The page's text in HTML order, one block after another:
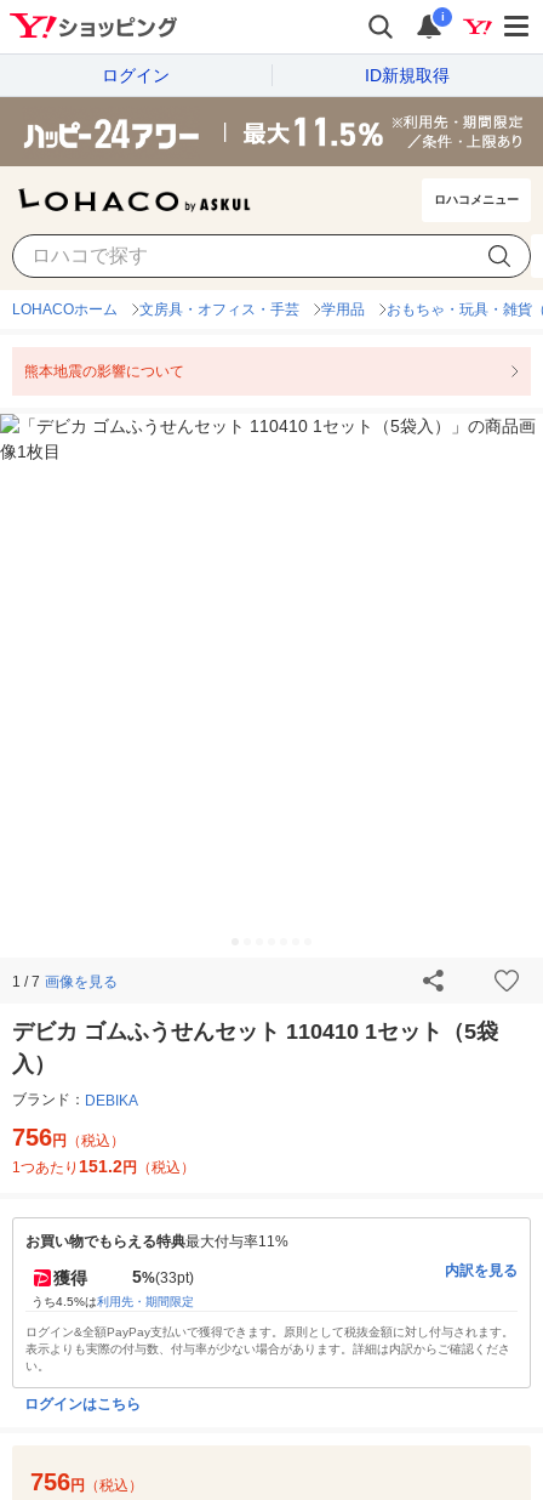
i
ログイン ID新規取得
ロハコメニュー
LOHACOホーム 文房具・オフィス・手芸 学用品 おもちゃ・玩具・雑貨
熊本地震の影響について
1 / 7 画像を見る
デビカ ゴムふうせんセット 110410 1セット（5袋
入）
ブランド： DEBIKA
756円
（税込）
1つあたり 151.2円 （税込）
お買い物でもらえる特典最大付与率11%
獲得 5%(33pt)
うち4.5%は利用先・期間限定
内訳を見る
ログイン&全額PayPay支払いで獲得できます。原則として税抜金額に対し付与されます。
表示よりも実際の付与数、付与率が少ない場合があります。詳細は内訳からご確認くださ
い。
ログインはこちら
756円
（税込）